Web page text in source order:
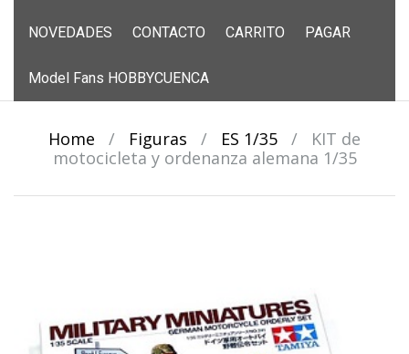
NOVEDADES CONTACTO CARRITO PAGAR
Model Fans HOBBYCUENCA
Home / Figuras / ES 1/35 /
KIT de
motocicleta y ordenanza alemana 1/35